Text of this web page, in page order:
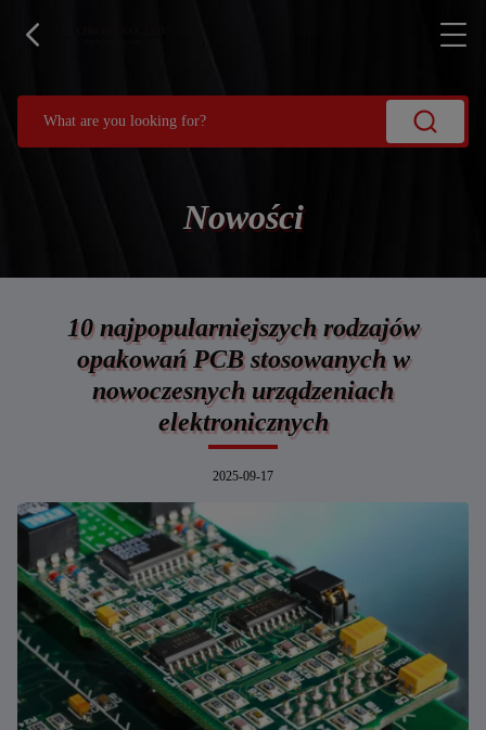
Nowości
10 najpopularniejszych rodzajów
opakowań PCB stosowanych w
nowoczesnych urządzeniach
elektronicznych
2025-09-17